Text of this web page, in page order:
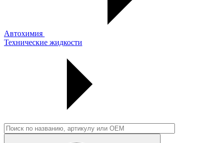
Автохимия
Технические жидкости